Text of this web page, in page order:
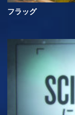
フラッグ